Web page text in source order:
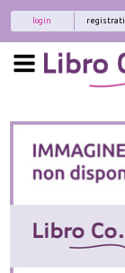
registrati
login